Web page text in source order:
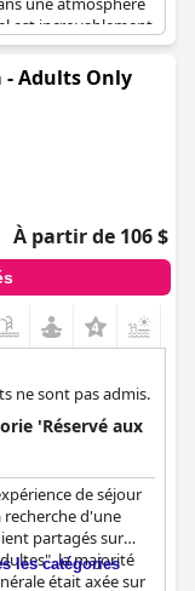
est incroyablement
de la part de
apprécient
Carlos -
Si vous cherchez
ne manquez
- Adults Only
À partir de 106 $
ne sont pas admis.
'Réservé aux
de séjour
d'une
partagés sur
la majorité
était axée sur
les catégories